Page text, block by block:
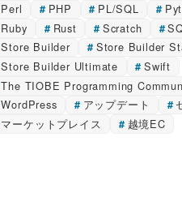
Perl
PHP PL/SQL
Ruby
Rust Scratch
Store Builder
Store Builder
Store Builder Ultimate
Swift
The TIOBE Programming
WordPress
アップデート
マーケットプレイス
越境EC